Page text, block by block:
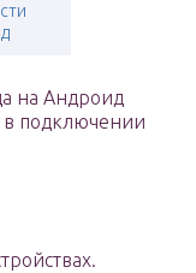
на Андроид
в подключении